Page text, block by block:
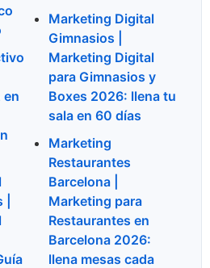
en
Marketing Digital
Gimnasios |
Marketing Digital
para Gimnasios y
Boxes 2026: llena tu
sala en 60 días
Marketing
Restaurantes
Barcelona |
Marketing para
Restaurantes en
Barcelona 2026:
llena mesas cada